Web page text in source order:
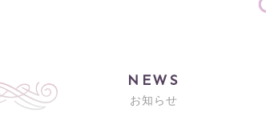
NEWS
お知らせ